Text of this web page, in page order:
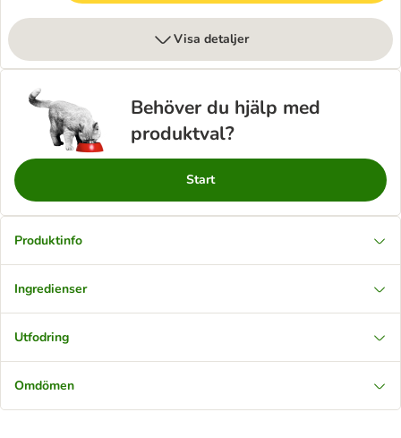
Visa detaljer
Behöver du hjälp med
produktval?
Start
Produktinfo
Ingredienser
Utfodring
Omdömen